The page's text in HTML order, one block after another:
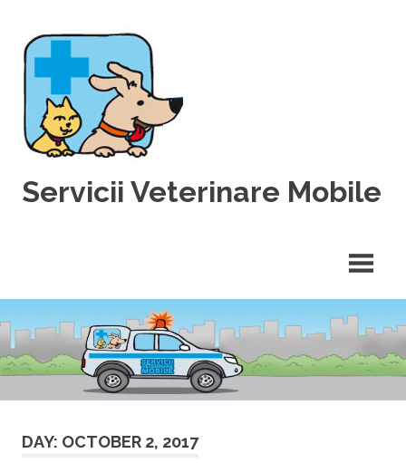
content
Servicii Veterinare Mobile
DAY: OCTOBER 2, 2017